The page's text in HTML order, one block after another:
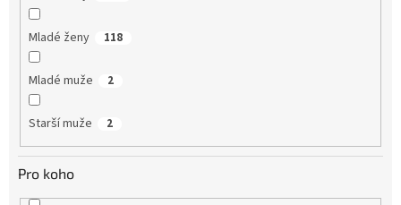
Mladé ženy 118
Mladé muže 2
Starší muže 2
Pro koho